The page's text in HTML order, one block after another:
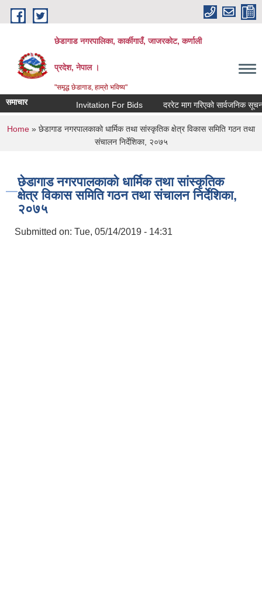
Skip to main content
छेडागाड नगरपालिका, कार्कीगाउँ, जाजरकाेट, कर्णाली
प्रदेश, नेपाल ।
"समृद्ध छेडागाड, हाम्रो भविष्य"
समाचार Invitation For Bids दररेट माग गरिएको सार्वजनिक सूचना।
You are here
Home » छेडागाड नगरपालकाको धार्मिक तथा सांस्कृतिक क्षेत्र विकास समिति गठन तथा
संचालन निर्देशिका, २०७५
छेडागाड नगरपालकाको धार्मिक तथा सांस्कृतिक
क्षेत्र विकास समिति गठन तथा संचालन निर्देशिका,
२०७५
Submitted on: Tue, 05/14/2019 - 14:31